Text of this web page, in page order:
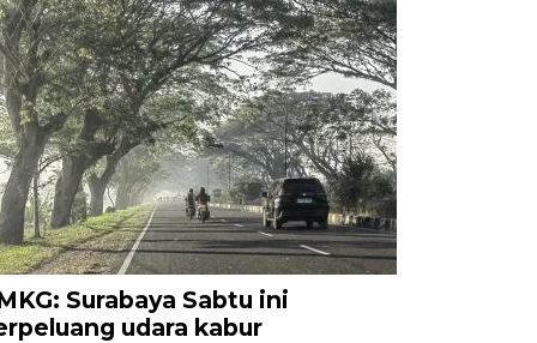
Surabaya Sabtu ini
udara kabur